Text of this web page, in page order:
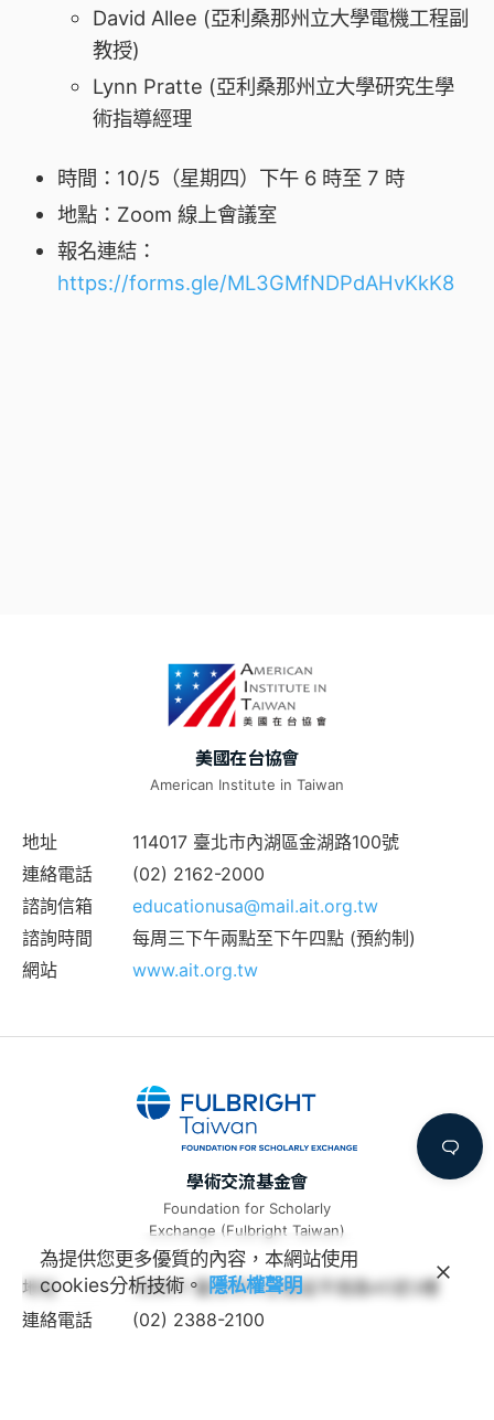
David Allee (亞利桑那州立大學電機工程副
教授)
Lynn Pratte (亞利桑那州立大學研究生學
術指導經理
時間：10/5（星期四）下午 6 時至 7 時
地點：Zoom 線上會議室
報名連結：
https://forms.gle/ML3GMfNDPdAHvKkK8
美國在台協會
American Institute in Taiwan
地址
114017 臺北市內湖區金湖路100號
連絡電話
(02) 2162-2000
諮詢信箱
educationusa@mail.ait.org.tw
諮詢時間
每周三下午兩點至下午四點 (預約制)
網站
www.ait.org.tw
學術交流基金會
Foundation for Scholarly
Exchange (Fulbright Taiwan)
地址
100011 臺北市中正區延平南路45號3樓
連絡電話
(02) 2388-2100
為提供您更多優質的內容，本網站使用
cookies分析技術。隱私權聲明